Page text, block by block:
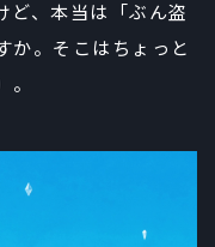
ど、本当は「ぶん盗
か。そこはちょっと